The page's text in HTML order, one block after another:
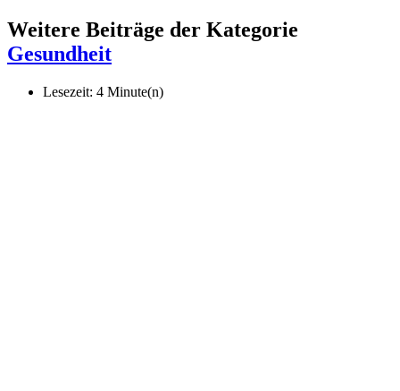
Weitere Beiträge der Kategorie
Gesundheit
Lesezeit: 4 Minute(n)